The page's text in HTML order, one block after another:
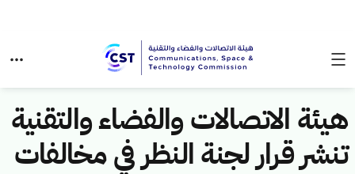
هيئة الاتصالات والفضاء والتقنية
تنشر قرار لجنة النظر في مخالفات